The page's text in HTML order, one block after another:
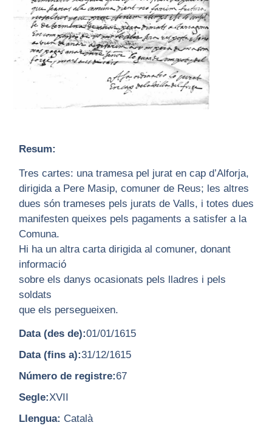
Resum:
Tres cartes: una tramesa pel jurat en cap d’Alforja,
dirigida a Pere Masip, comuner de Reus; les altres
dues són trameses pels jurats de Valls, i totes dues
manifesten queixes pels pagaments a satisfer a la
Comuna.
Hi ha un altra carta dirigida al comuner, donant
informació
sobre els danys ocasionats pels lladres i pels
soldats
que els persegueixen.
Data (des de):01/01/1615
Data (fins a):31/12/1615
Número de registre:67
Segle:XVII
Llengua: Català